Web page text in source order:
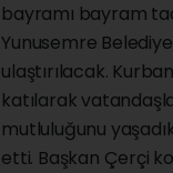
bayramı bayram
Yunusemre
ulaştırılacak.
katılarak
mutluluğunu
etti. Başkan Çerçi